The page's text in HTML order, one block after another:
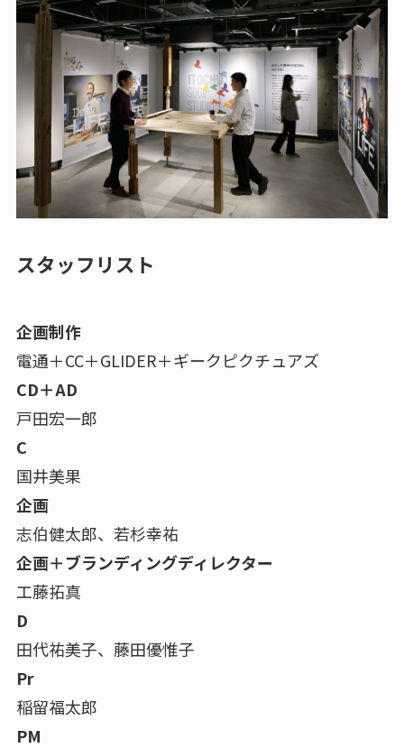
スタッフリスト
企画制作
電通＋CC＋GLIDER＋ギークピクチュアズ
CD＋AD
戸田宏一郎
C
国井美果
企画
志伯健太郎、若杉幸祐
企画＋ブランディングディレクター
工藤拓真
D
田代祐美子、藤田優惟子
Pr
稲留福太郎
PM